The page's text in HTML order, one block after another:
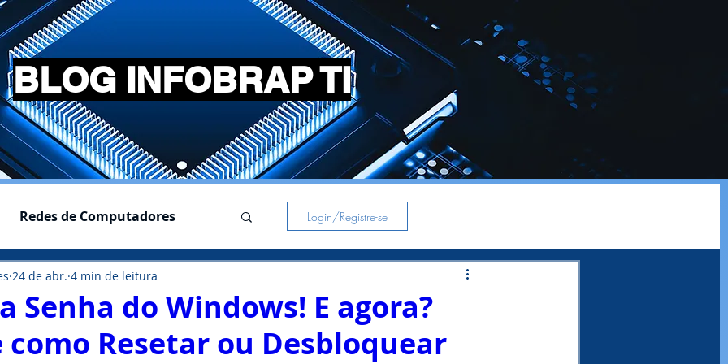
BLOG INFOBRAP TI
Redes de Computadores
Simuladores
Pc Gamer Notebooks
Login/Registre-se
Senha do Windows! E agora?
como Resetar ou Desbloquear
24 de abr. 4 min de leitura